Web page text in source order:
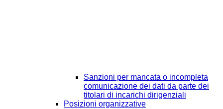
Sanzioni per mancata o incompleta
comunicazione dei dati da parte dei
titolari di incarichi dirigenziali
Posizioni organizzative